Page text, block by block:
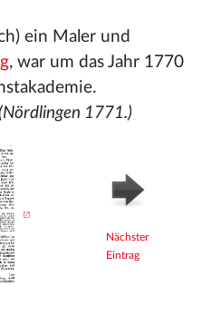
ein Maler und
, war um das Jahr 1770
1771.)
Nächster
Eintrag